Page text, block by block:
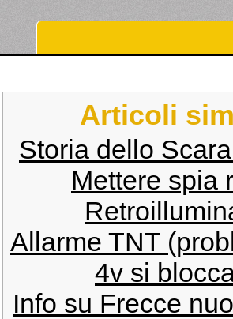
Articoli
Storia dello
Mettere spia
Allarme TNT
4v si
Info su Frecce